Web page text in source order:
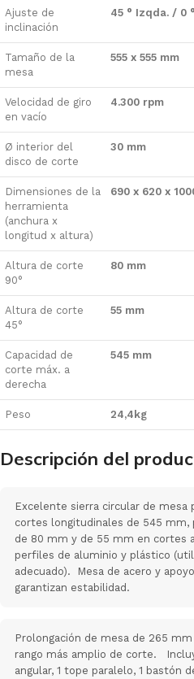
Ajuste de
inclinación
45 ° Izqda. / 0
Tamaño de la
mesa
555 x 555 mm
Velocidad de giro
en vacío
4.300 rpm
Ø interior del
disco de corte
30 mm
Dimensiones de la
herramienta
(anchura x
longitud x altura)
690 x 620 x
Altura de corte
90°
80 mm
Altura de corte
45°
55 mm
Capacidad de
corte máx. a
derecha
545 mm
Peso 24,4kg
Descripción del
Excelente sierra circular de mesa
cortes longitudinales de 545
de 80 mm y de 55 mm en cortes
perfiles de aluminio y plástico
adecuado). Mesa de acero y
garantizan estabilidad.
Prolongación de mesa de 265
rango más amplio de corte.
angular, 1 tope paralelo, 1 bastón